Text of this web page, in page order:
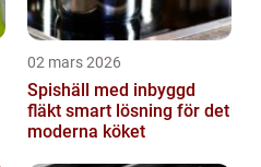
02 mars 2026
Spishäll med inbyggd
fläkt smart lösning för det
moderna köket